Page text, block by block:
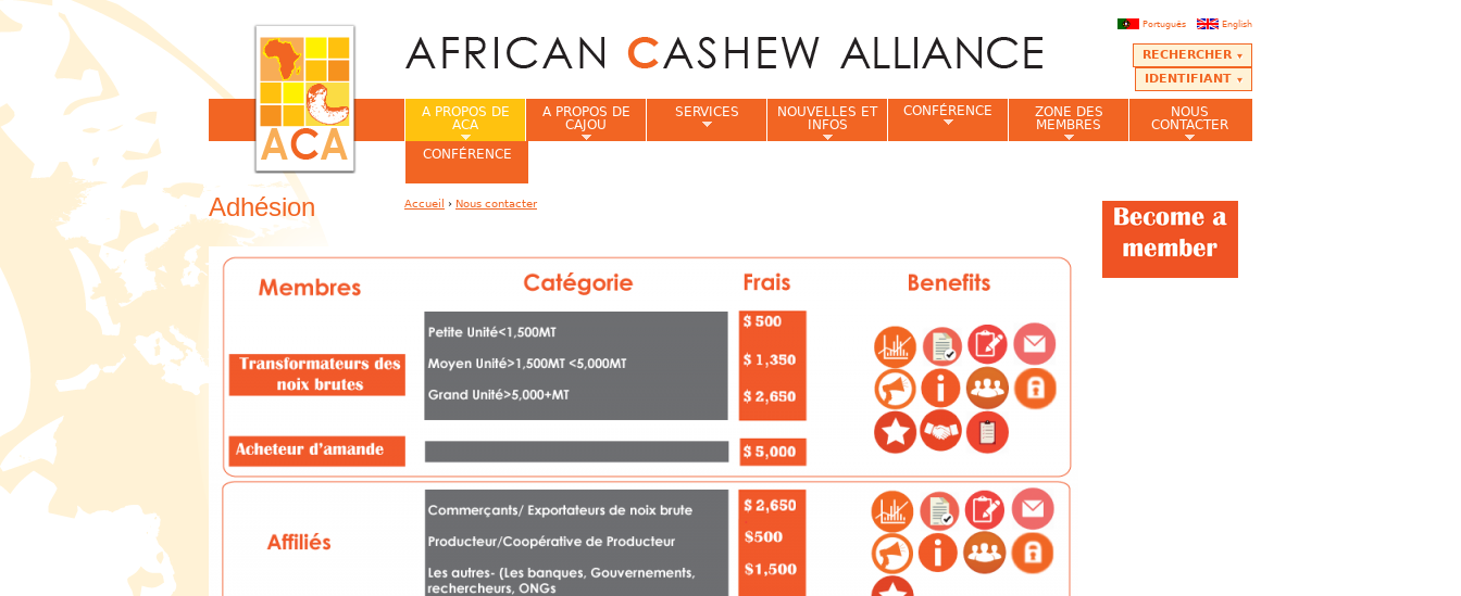
English
Português
RECHERCHER
IDENTIFIANT
Adhésion
A PROPOS DE
ACA
A PROPOS DE
CAJOU
SERVICES
NOUVELLES ET
INFOS
CONFÉRENCE
ZONE DES
MEMBRES
NOUS
CONTACTER
CONFÉRENCE
Accueil › Nous contacter